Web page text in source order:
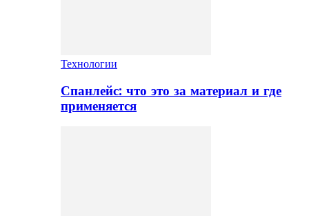
Технологии
Спанлейс: что это за материал и где
применяется